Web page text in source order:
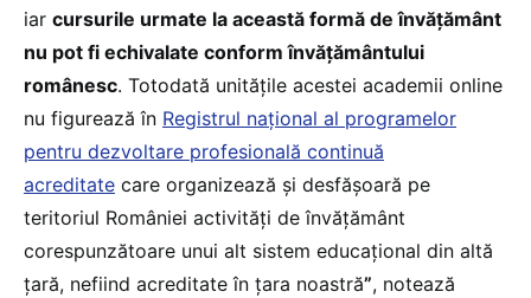
iar cursurile urmate la această formă de învățământ
nu pot fi echivalate conform învățământului
românesc. Totodată unitățile acestei academii online
nu figurează în Registrul naţional al programelor
pentru dezvoltare profesională continuă
acreditate care organizează și desfășoară pe
teritoriul României activități de învățământ
corespunzătoare unui alt sistem educațional din altă
țară, nefiind acreditate în țara noastră”, notează